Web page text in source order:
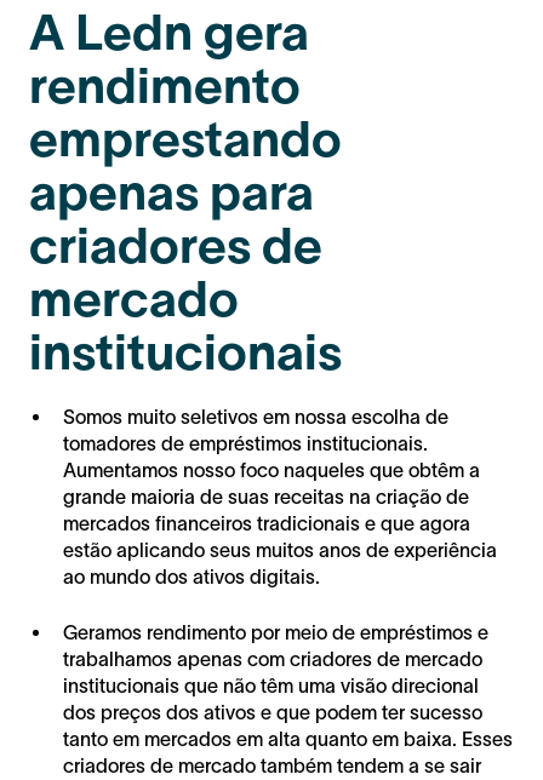
A Ledn gera
rendimento
emprestando
apenas para
criadores de
mercado
institucionais
Somos muito seletivos em nossa escolha de
tomadores de empréstimos institucionais.
Aumentamos nosso foco naqueles que obtêm a
grande maioria de suas receitas na criação de
mercados financeiros tradicionais e que agora
estão aplicando seus muitos anos de experiência
ao mundo dos ativos digitais.
Geramos rendimento por meio de empréstimos e
trabalhamos apenas com criadores de mercado
institucionais que não têm uma visão direcional
dos preços dos ativos e que podem ter sucesso
tanto em mercados em alta quanto em baixa. Esses
criadores de mercado também tendem a se sair